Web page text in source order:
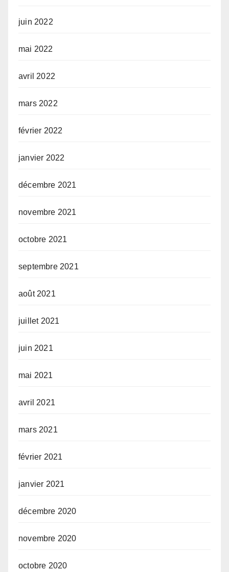
juin 2022
mai 2022
avril 2022
mars 2022
février 2022
janvier 2022
décembre 2021
novembre 2021
octobre 2021
septembre 2021
août 2021
juillet 2021
juin 2021
mai 2021
avril 2021
mars 2021
février 2021
janvier 2021
décembre 2020
novembre 2020
octobre 2020